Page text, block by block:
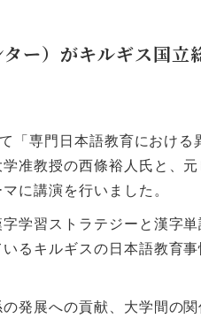
ー）がキルギス国
「専門日本語教育におけ
准教授の西條裕人氏と、
に講演を行いました。
学習ストラテジーと漢字
るキルギスの日本語教育
発展への貢献、大学間の